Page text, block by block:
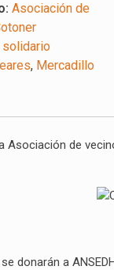
Asociación de
solidario
, Mercadillo
Asociación de
donarán a